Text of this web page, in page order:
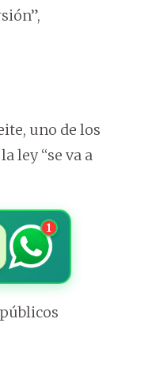
uno de los
ley “se va a
1